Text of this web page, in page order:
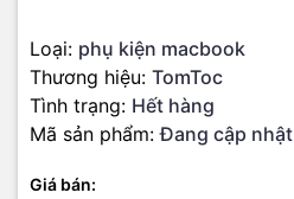
Loại: phụ kiện macbook
Thương hiệu: TomToc
Tình trạng: Hết hàng
Mã sản phẩm: Đang cập nhật
Giá bán: